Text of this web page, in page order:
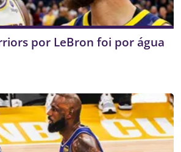
por LeBron foi por água